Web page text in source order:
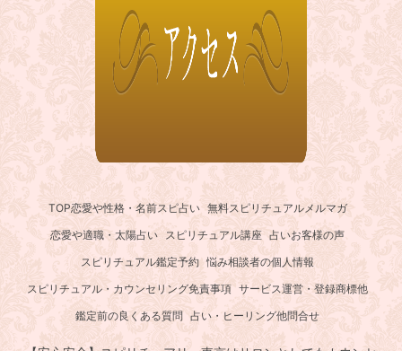
TOP恋愛や性格・名前スピ占い 無料スピリチュアルメルマガ
恋愛や適職・太陽占い
スピリチュアル講座 占いお客様の声
スピリチュアル鑑定予約 悩み相談者の個人情報
スピリチュアル・カウンセリング免責事項 サービス運営・登録商標他
鑑定前の良くある質問 占い・ヒーリング他問合せ